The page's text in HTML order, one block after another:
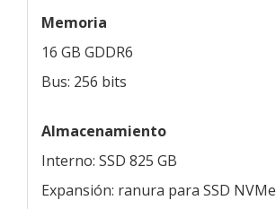
Memoria
16 GB GDDR6
Bus: 256 bits
Almacenamiento
Interno: SSD 825 GB
Expansión: ranura para SSD NVMe